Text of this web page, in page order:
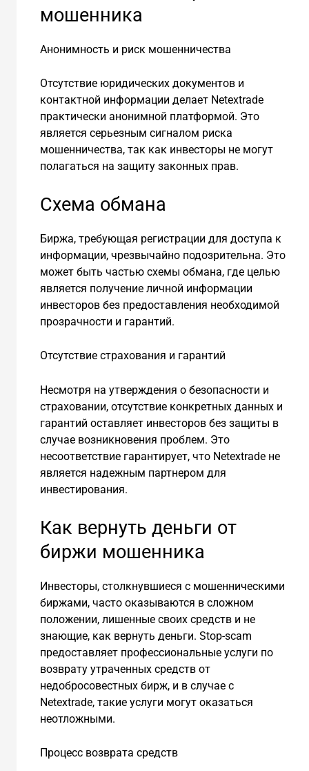
мошенника
Анонимность и риск мошенничества
Отсутствие юридических документов и
контактной информации делает Netextrade
практически анонимной платформой. Это
является серьезным сигналом риска
мошенничества, так как инвесторы не могут
полагаться на защиту законных прав.
Схема обмана
Биржа, требующая регистрации для доступа к
информации, чрезвычайно подозрительна. Это
может быть частью схемы обмана, где целью
является получение личной информации
инвесторов без предоставления необходимой
прозрачности и гарантий.
Отсутствие страхования и гарантий
Несмотря на утверждения о безопасности и
страховании, отсутствие конкретных данных и
гарантий оставляет инвесторов без защиты в
случае возникновения проблем. Это
несоответствие гарантирует, что Netextrade не
является надежным партнером для
инвестирования.
Как вернуть деньги от
биржи мошенника
Инвесторы, столкнувшиеся с мошенническими
биржами, часто оказываются в сложном
положении, лишенные своих средств и не
знающие, как вернуть деньги. Stop-scam
предоставляет профессиональные услуги по
возврату утраченных средств от
недобросовестных бирж, и в случае с
Netextrade, такие услуги могут оказаться
неотложными.
Процесс возврата средств